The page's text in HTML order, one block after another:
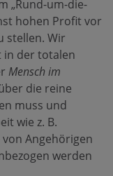
„Rund-um-die-
hohen Profit vor
stellen. Wir
in der totalen
Mensch im
die reine
muss und
wie z. B.
Angehörigen
werden